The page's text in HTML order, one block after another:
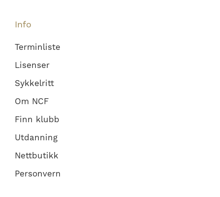
Info
Terminliste
Lisenser
Sykkelritt
Om NCF
Finn klubb
Utdanning
Nettbutikk
Personvern